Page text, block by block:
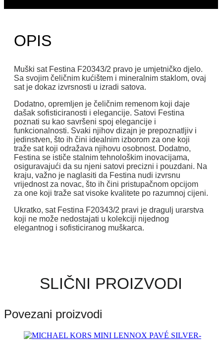
OPIS
Muški sat Festina F20343/2 pravo je umjetničko djelo.
Sa svojim čeličnim kućištem i mineralnim staklom, ovaj
sat je dokaz izvrsnosti u izradi satova.
Dodatno, opremljen je čeličnim remenom koji daje
dašak sofisticiranosti i elegancije. Satovi Festina
poznati su kao savršeni spoj elegancije i
funkcionalnosti. Svaki njihov dizajn je prepoznatljiv i
jedinstven, što ih čini idealnim izborom za one koji
traže sat koji odražava njihovu osobnost. Dodatno,
Festina se ističe stalnim tehnološkim inovacijama,
osiguravajući da su njeni satovi precizni i pouzdani. Na
kraju, važno je naglasiti da Festina nudi izvrsnu
vrijednost za novac, što ih čini pristupačnom opcijom
za one koji traže sat visoke kvalitete po razumnoj cijeni.
Ukratko, sat Festina F20343/2 pravi je dragulj urarstva
koji ne može nedostajati u kolekciji nijednog
elegantnog i sofisticiranog muškarca.
SLIČNI PROIZVODI
Povezani proizvodi